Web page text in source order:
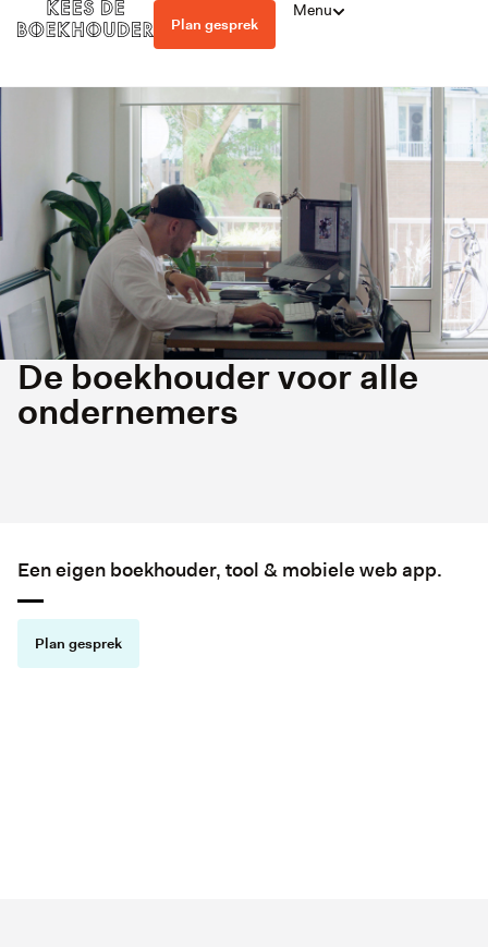
Plan gesprek
Menu
De boekhouder voor alle
ondernemers
Een eigen boekhouder, tool & mobiele web app.
Plan gesprek